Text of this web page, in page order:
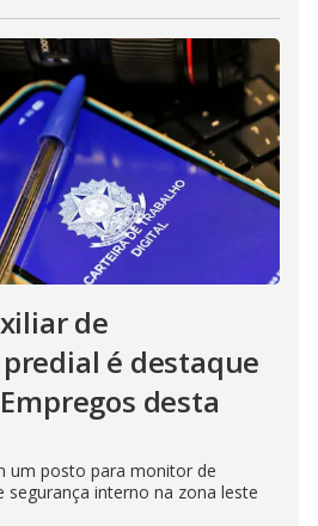
de
é destaque
desta
um posto para monitor de
segurança interno na zona leste